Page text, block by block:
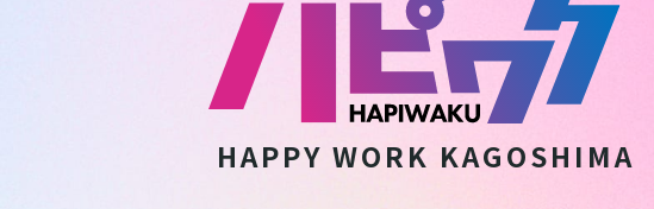
HAPPY WORK KAGOSHIMA